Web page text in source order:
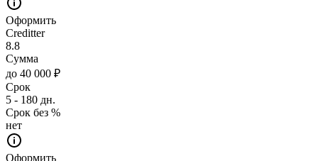
Оформить
Creditter
8.8
Сумма
до 40 000 ₽
Срок
5 - 180 дн.
Срок без %
нет
Оформить